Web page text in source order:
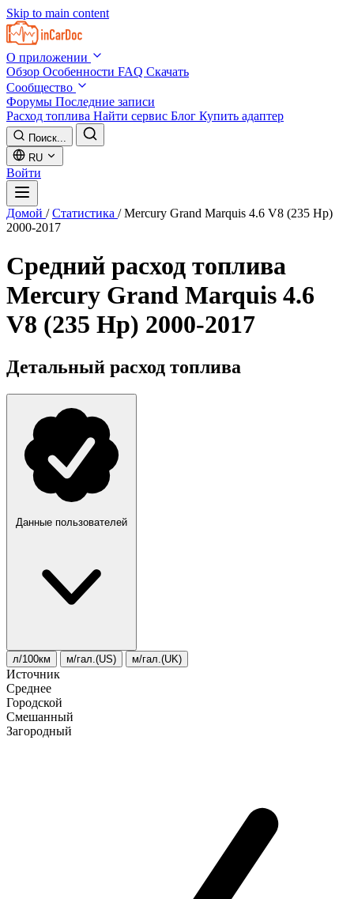
Skip to main content
О приложении
Обзор Особенности FAQ Скачать
Сообщество
Форумы Последние записи
Расход топлива Найти сервис Блог Купить адаптер
Поиск...
RU
Войти
Домой / Статистика / Mercury Grand Marquis 4.6 V8 (235 Hp)
2000-2017
Средний расход топлива
Mercury Grand Marquis 4.6
V8 (235 Hp) 2000-2017
Детальный расход топлива
Данные пользователей
л/100км м/гал.(US) м/гал.(UK)
Источник
Среднее
Городской
Смешанный
Загородный